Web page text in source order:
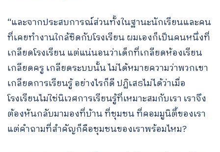
“และจากประสบการณ์ส่วนทั้งในฐานะนักเรียนและคน
ที่เคยทำงานใกล้ชิดกับโรงเรียน ผมเองก็เป็นคนหนึ่งที่
เกลียดโรงเรียน แต่แน่นอนว่าเด็กที่เกลียดห้องเรียน
เกลียดครู เกลียดระบบนั้น ไม่ได้หมายความว่าพวกเขา
เกลียดการเรียนรู้ อย่างไรก็ดี ปฏิเสธไม่ได้ว่าเมื่อ
โรงเรียนไม่ใช่นิเวศการเรียนรู้ที่เหมาะสมกับเรา เราจึง
ต้องหันกลับมามองที่บ้าน ที่ชุมชน ที่คอมมูนิตี้ของเรา
แต่คำถามที่สำคัญก็คือชุมชนของเราพร้อมไหม?